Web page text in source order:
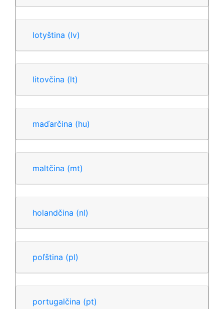
lotyština (lv)
litovčina (lt)
maďarčina (hu)
maltčina (mt)
holandčina (nl)
poľština (pl)
portugalčina (pt)